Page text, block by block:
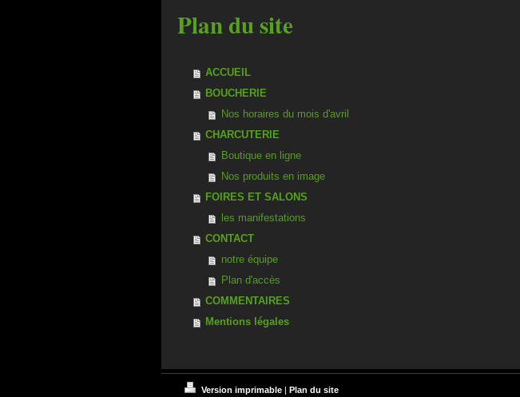
Plan du site
ACCUEIL
BOUCHERIE
Nos horaires du mois d'avril
CHARCUTERIE
Boutique en ligne
Nos produits en image
FOIRES ET SALONS
les manifestations
CONTACT
notre équipe
Plan d'accès
COMMENTAIRES
Mentions légales
Version imprimable | Plan du site